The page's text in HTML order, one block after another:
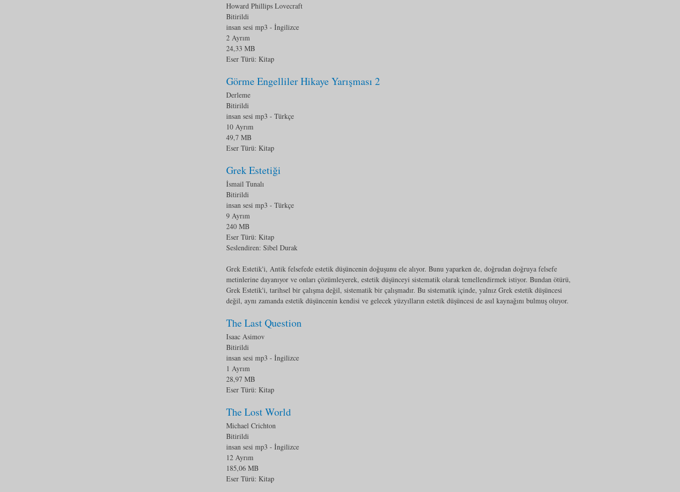
Howard Phillips Lovecraft
Bitirildi
insan sesi mp3 - İngilizce
2 Ayrım
24,33 MB
Eser Türü: Kitap
Görme Engelliler Hikaye Yarışması 2
Derleme
Bitirildi
insan sesi mp3 - Türkçe
10 Ayrım
49,7 MB
Eser Türü: Kitap
Grek Estetiği
İsmail Tunalı
Bitirildi
insan sesi mp3 - Türkçe
9 Ayrım
240 MB
Eser Türü: Kitap
Seslendiren: Sibel Durak
Grek Estetik'i, Antik felsefede estetik düşüncenin doğuşunu ele alıyor. Bunu yaparken de, doğrudan doğruya felsefe
metinlerine dayanıyor ve onları çözümleyerek, estetik düşünceyi sistematik olarak temellendirmek istiyor. Bundan ötürü,
Grek Estetik'i, tarihsel bir çalışma değil, sistematik bir çalışmadır. Bu sistematik içinde, yalnız Grek estetik düşüncesi
değil, aynı zamanda estetik düşüncenin kendisi ve gelecek yüzyılların estetik düşüncesi de asıl kaynağını bulmuş oluyor.
The Last Question
Isaac Asimov
Bitirildi
insan sesi mp3 - İngilizce
1 Ayrım
28,97 MB
Eser Türü: Kitap
The Lost World
Michael Crichton
Bitirildi
insan sesi mp3 - İngilizce
12 Ayrım
185,06 MB
Eser Türü: Kitap